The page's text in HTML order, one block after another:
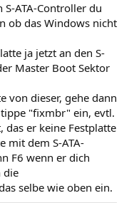
ATA-Controller du
ob das Windows nicht
ja jetzt an den S-
Master Boot Sektor
von dieser, gehe dann
"fixmbr" ein, evtl.
das er keine Festplatte
mit dem S-ATA-
F6 wenn er dich
die
selbe wie oben ein.